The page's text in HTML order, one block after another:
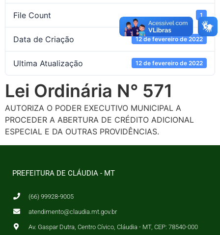
File Count 1
Data de Criação 12 de fevereiro de 2022
Ultima Atualização 12 de fevereiro de 2022
Lei Ordinária N° 571
AUTORIZA O PODER EXECUTIVO MUNICIPAL A
PROCEDER A ABERTURA DE CRÉDITO ADICIONAL
ESPECIAL E DA OUTRAS PROVIDÊNCIAS.
PREFEITURA DE CLÁUDIA - MT
(66) 99928-9005
atendimento@claudia.mt.gov.br
Av. Gaspar Dutra, Centro Cívico, Cláudia - MT, CEP: 78540-000